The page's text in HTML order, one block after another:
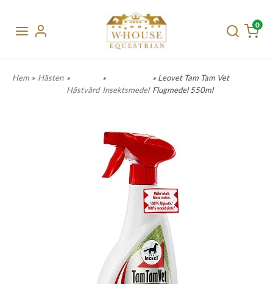
0
Hem » Hästen »
Hästvård
»
Insektsmedel
» Leovet Tam Tam Vet
Flugmedel 550ml